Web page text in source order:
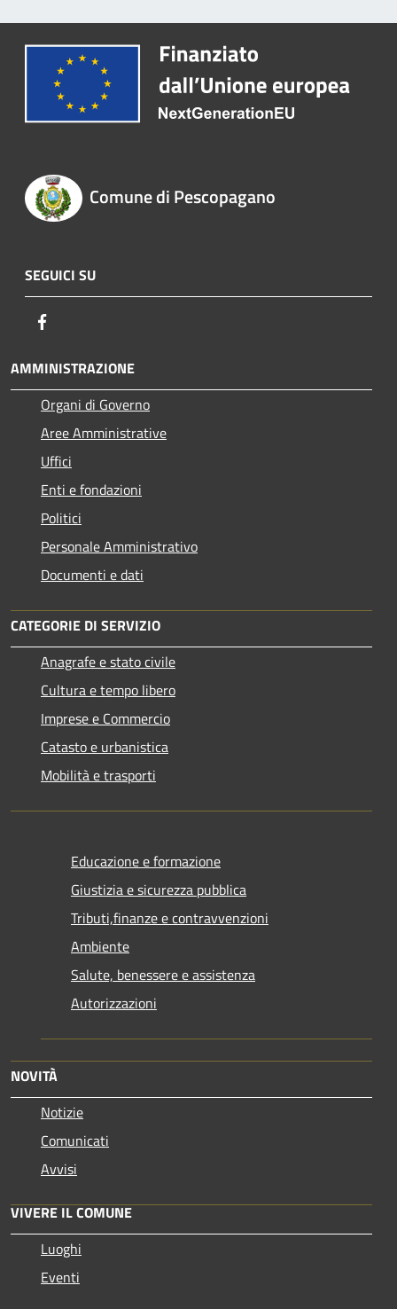
Comune di Pescopagano
SEGUICI SU
AMMINISTRAZIONE
Organi di Governo
Aree Amministrative
Uffici
Enti e fondazioni
Politici
Personale Amministrativo
Documenti e dati
CATEGORIE DI SERVIZIO
Anagrafe e stato civile
Cultura e tempo libero
Imprese e Commercio
Catasto e urbanistica
Mobilità e trasporti
Educazione e formazione
Giustizia e sicurezza pubblica
Tributi,finanze e contravvenzioni
Ambiente
Salute, benessere e assistenza
Autorizzazioni
NOVITÀ
Notizie
Comunicati
Avvisi
VIVERE IL COMUNE
Luoghi
Eventi